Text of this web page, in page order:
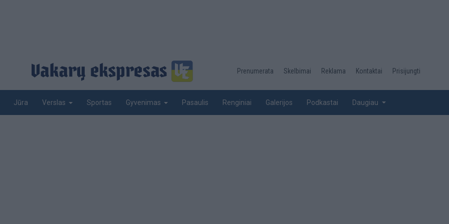
Desktop
top
Prenumerata Skelbimai Reklama Kontaktai Prisijungti
Jūra Verslas Sportas Gyvenimas Pasaulis Renginiai Galerijos Podkastai Daugiau